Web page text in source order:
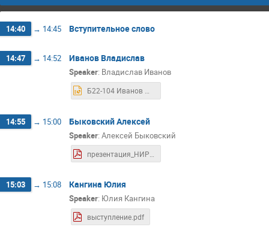
14:40 → 14:45 Вступительное слово
14:47 → 14:52 Иванов Владислав
Speaker: Владислав Иванов
Б22-104 Иванов НИРС (3).pptx
14:55 → 15:00 Быковский Алексей
Speaker: Алексей Быковский
15:03 → 15:08 Кангина Юлия
Speaker: Юлия Кангина
выступление.pdf